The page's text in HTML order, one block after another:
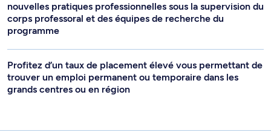
nouvelles pratiques professionnelles sous la supervision du
corps professoral et des équipes de recherche du
programme
Profitez d’un taux de placement élevé vous permettant de
trouver un emploi permanent ou temporaire dans les
grands centres ou en région